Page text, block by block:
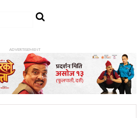
ADVERTISEMENT